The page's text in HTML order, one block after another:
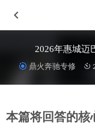
2026年惠城迈
鼎火奔驰专修
本篇将回答的核